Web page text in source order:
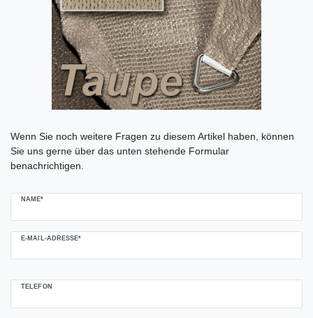
Wenn Sie noch weitere Fragen zu diesem Artikel haben, können
Sie uns gerne über das unten stehende Formular
benachrichtigen.
NAME*
E-MAIL-ADRESSE*
TELEFON